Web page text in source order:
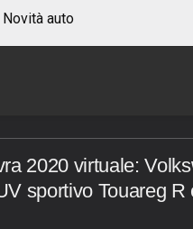
Novità auto
2020 virtuale:
sportivo Touareg